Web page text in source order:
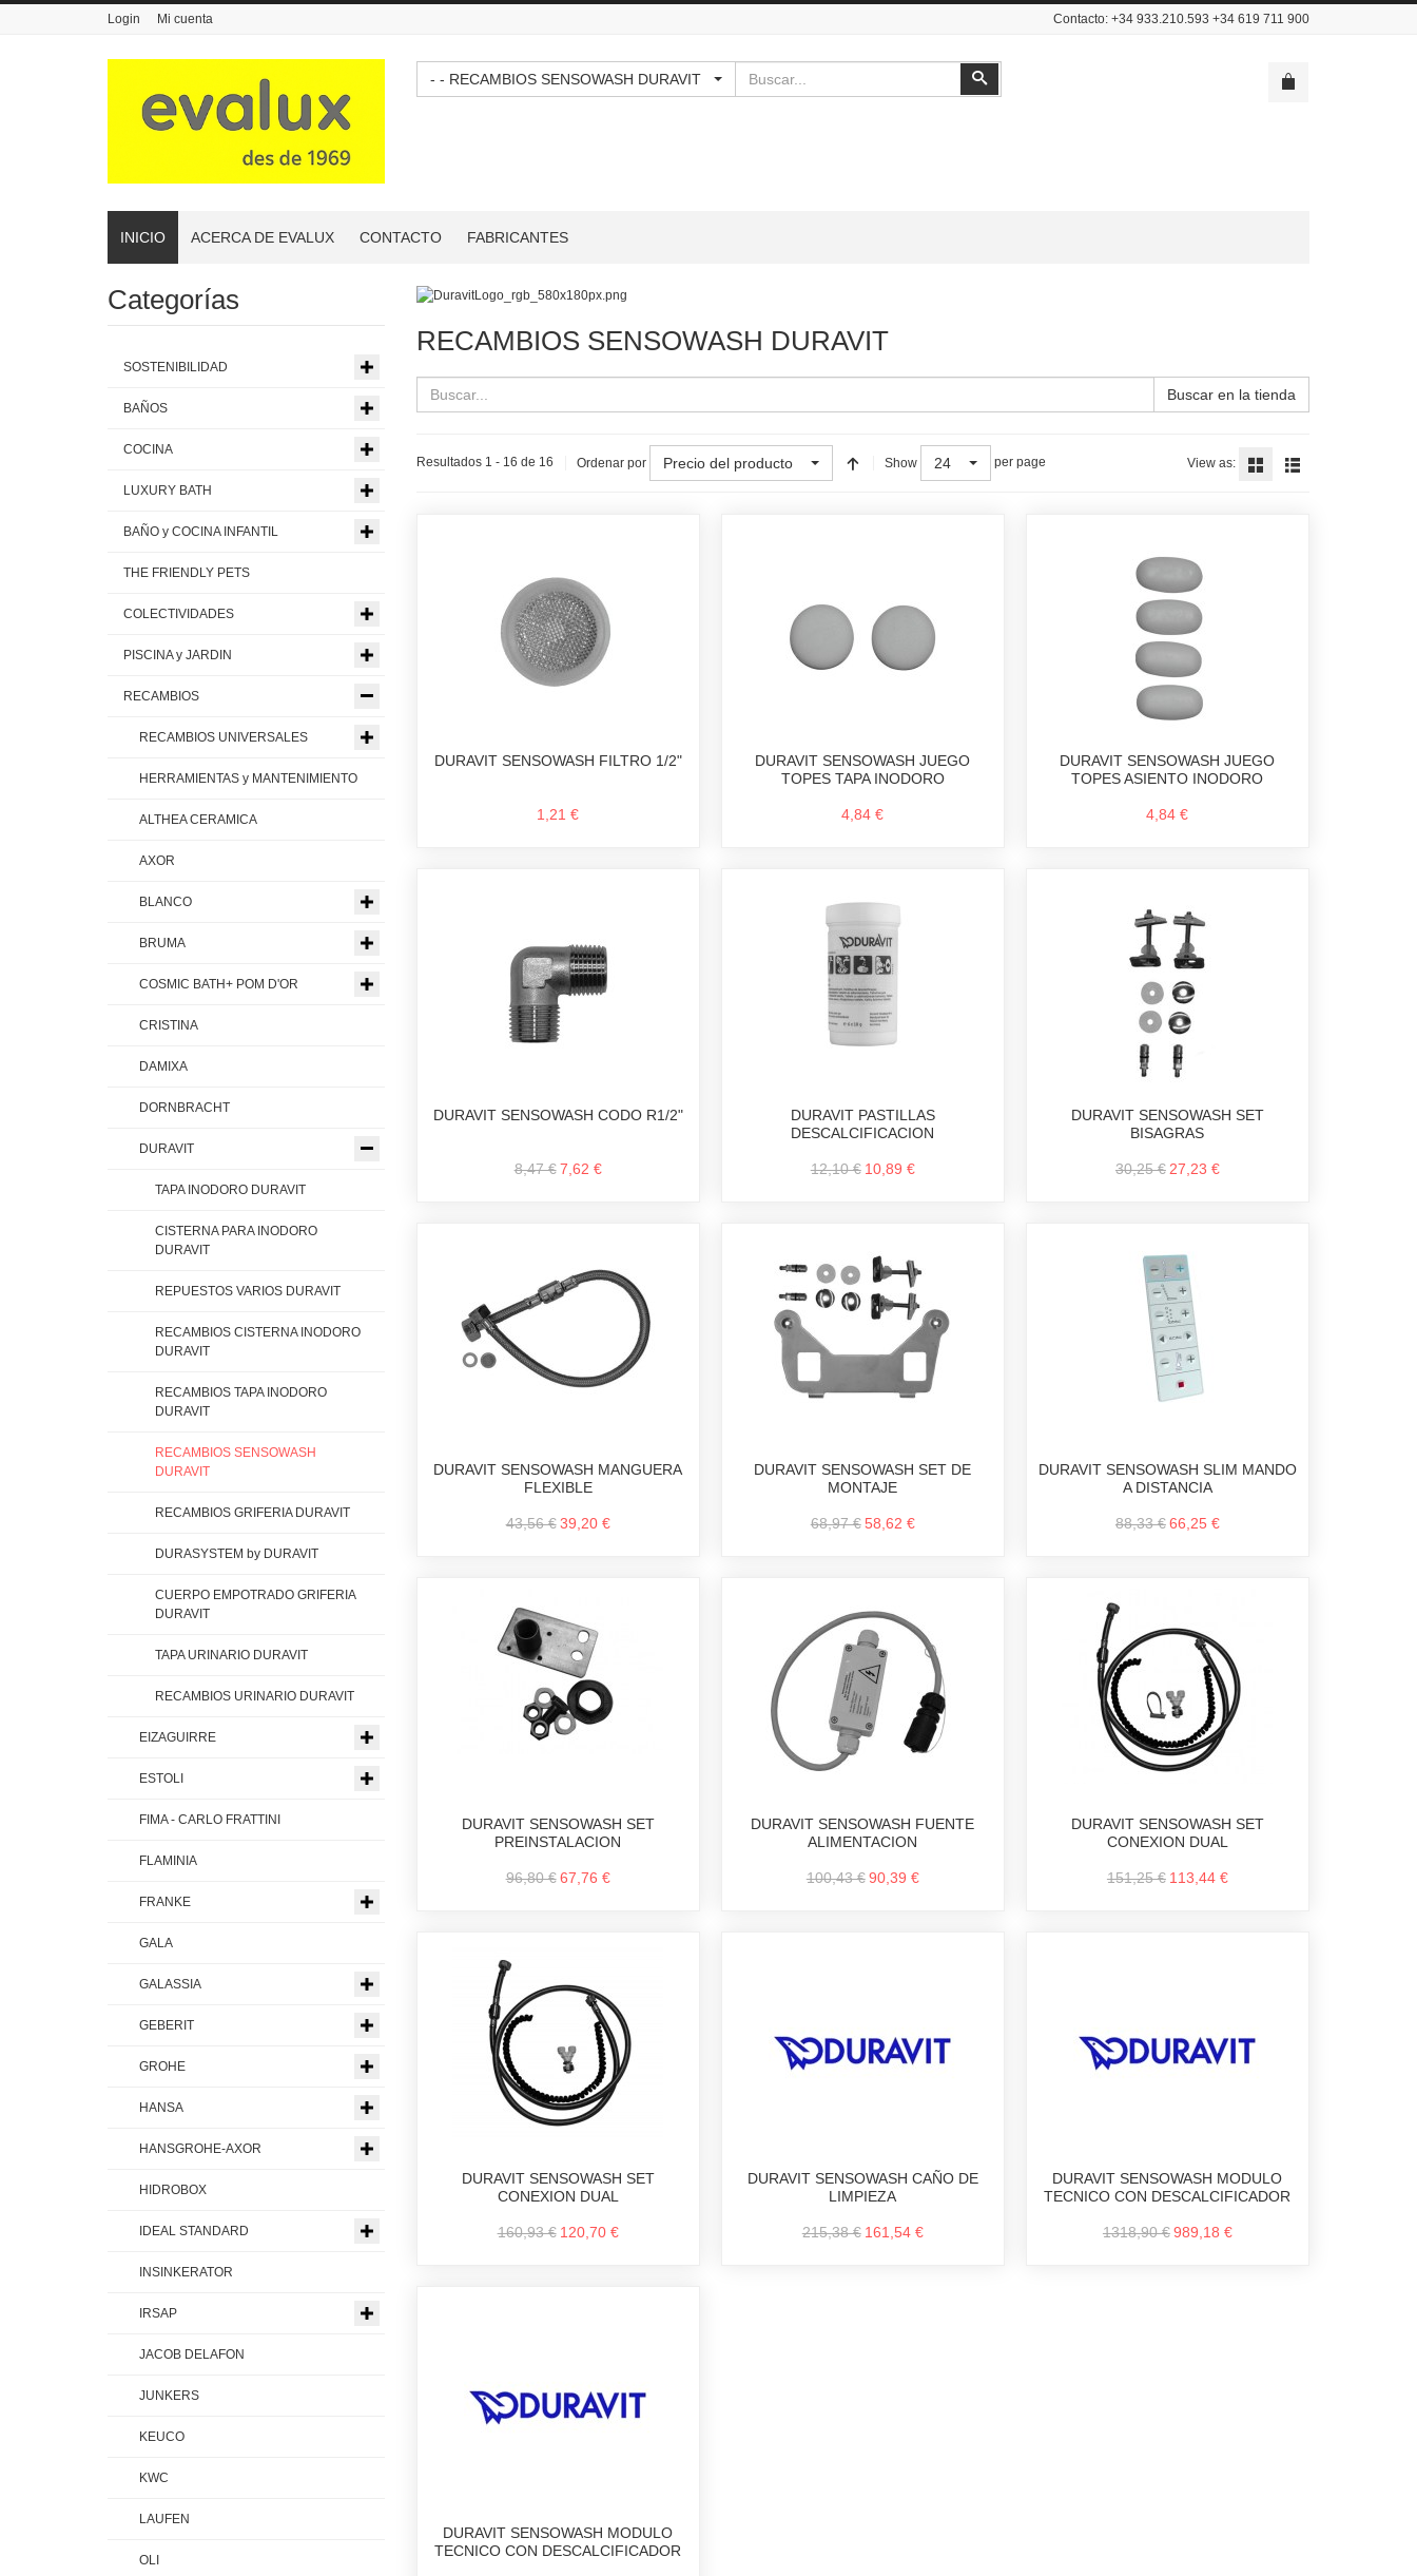
Login Mi cuenta Contacto: +34 933.210.593 +34 619 711 900
- - RECAMBIOS SENSOWASH DURAVIT Buscar
INICIO ACERCA DE EVALUX CONTACTO FABRICANTES
RECAMBIOS SENSOWASH DURAVIT
Buscar en la tienda
Resultados 1 - 16 de 16 Ordenar por Precio del producto Show 24 per page View as:
DURAVIT SENSOWASH FILTRO 1/2"
1,21 €
DURAVIT SENSOWASH JUEGO
TOPES TAPA INODORO
4,84 €
DURAVIT SENSOWASH JUEGO
TOPES ASIENTO INODORO
4,84 €
DURAVIT SENSOWASH CODO R1/2"
8,47 € 7,62 €
DURAVIT PASTILLAS
DESCALCIFICACION
12,10 € 10,89 €
DURAVIT SENSOWASH SET
BISAGRAS
30,25 € 27,23 €
DURAVIT SENSOWASH MANGUERA
FLEXIBLE
43,56 € 39,20 €
DURAVIT SENSOWASH SET DE
MONTAJE
68,97 € 58,62 €
DURAVIT SENSOWASH SLIM MANDO
A DISTANCIA
88,33 €66,25 €
DURAVIT SENSOWASH SET
PREINSTALACION
96,80 € 67,76 €
DURAVIT SENSOWASH FUENTE
ALIMENTACION
100,43 € 90,39 €
DURAVIT SENSOWASH SET
CONEXION DUAL
151,25 € 113,44 €
DURAVIT SENSOWASH SET
CONEXION DUAL
160,93 € 120,70 €
DURAVIT SENSOWASH CAÑO DE
LIMPIEZA
215,38 € 161,54 €
DURAVIT SENSOWASH MODULO
TECNICO CON DESCALCIFICADOR
1318,90 €989,18 €
DURAVIT SENSOWASH MODULO
TECNICO CON DESCALCIFICADOR
Categorías
SOSTENIBILIDAD
BAÑOS
COCINA
LUXURY BATH
BAÑO y COCINA INFANTIL
THE FRIENDLY PETS
COLECTIVIDADES
PISCINA y JARDIN
RECAMBIOS
RECAMBIOS UNIVERSALES
HERRAMIENTAS y MANTENIMIENTO
ALTHEA CERAMICA
AXOR
BLANCO
BRUMA
COSMIC BATH+ POM D'OR
CRISTINA
DAMIXA
DORNBRACHT
DURAVIT
TAPA INODORO DURAVIT
CISTERNA PARA INODORO
DURAVIT
REPUESTOS VARIOS DURAVIT
RECAMBIOS CISTERNA INODORO
DURAVIT
RECAMBIOS TAPA INODORO
DURAVIT
RECAMBIOS SENSOWASH
DURAVIT
RECAMBIOS GRIFERIA DURAVIT
DURASYSTEM by DURAVIT
CUERPO EMPOTRADO GRIFERIA
DURAVIT
TAPA URINARIO DURAVIT
RECAMBIOS URINARIO DURAVIT
EIZAGUIRRE
ESTOLI
FIMA - CARLO FRATTINI
FLAMINIA
FRANKE
GALA
GALASSIA
GEBERIT
GROHE
HANSA
HANSGROHE-AXOR
HIDROBOX
IDEAL STANDARD
INSINKERATOR
IRSAP
JACOB DELAFON
JUNKERS
KEUCO
KWC
LAUFEN
OLI